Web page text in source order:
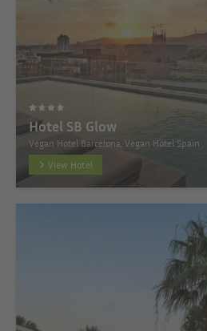
Hotel SB Glow
Vegan Hotel Barcelona, Vegan Hotel Spain
View Hotel